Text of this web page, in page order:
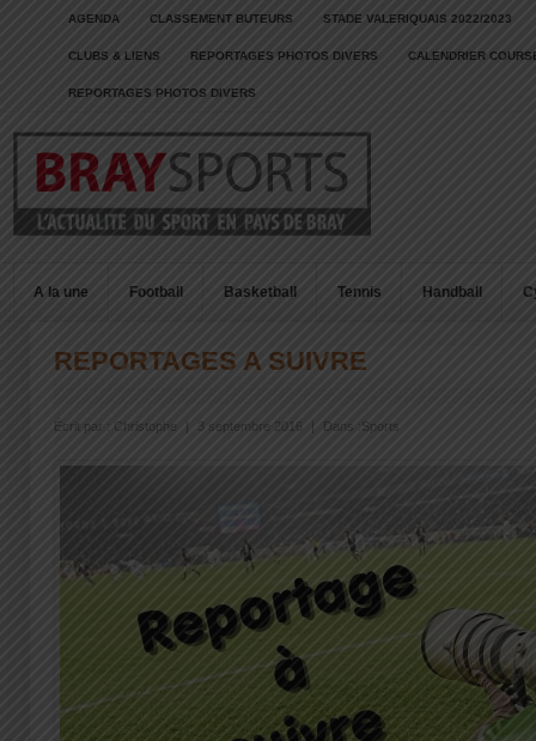
AGENDA CLASSEMENT BUTEURS STADE VALERIQUAIS 2022/2023
CLUBS & LIENS REPORTAGES PHOTOS DIVERS CALENDRIER
REPORTAGES PHOTOS DIVERS
A la une Football Basketball Tennis Handball
REPORTAGES A SUIVRE
Écrit par : Christophe 3 septembre 2016 Dans :Sports